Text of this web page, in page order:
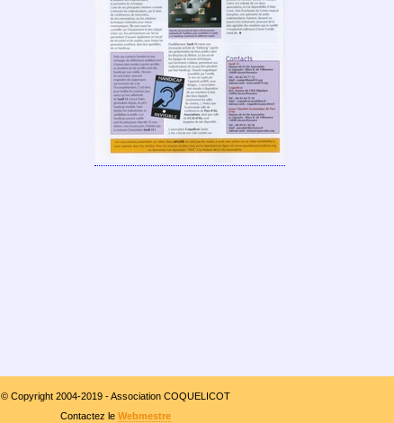
© Copyright 2004-2019 - Association COQUELICOT
Contactez le Webmestre